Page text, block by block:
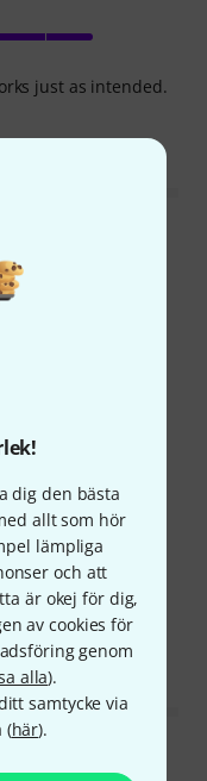
dig den bästa
allt som hör
lämpliga
och att
är okej för dig,
av cookies för
genom
alla).
samtycke via
(här).
just as intended.
vid av Sommer.
rullen
förvara. Den är
även för
än. Även efter 72
fortsatte att
jag skulle